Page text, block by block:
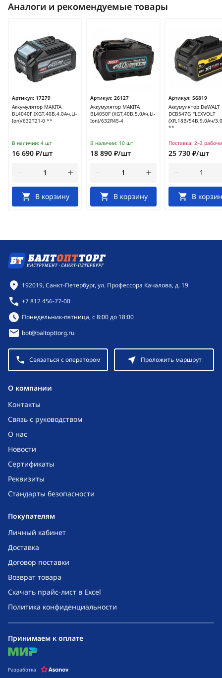
Аналоги и рекомендуемые товары
Артикул: 17279
Аккумулятор MAKITA
BL4040F (XGT,40В,4.0Ач,Li-
Ion)/632T21-0 **
В наличии: 4 шт
16 690 ₽/шт
В корзину
Артикул: 26127
Аккумулятор MAKITA
BL4050F (XGT,40В,5.0Ач,Li-
Ion)/632R45-4
В наличии: 10 шт
18 890 ₽/шт
В корзину
Артикул: 56819
Аккумулятор DeWALT
DCB547G FLEXVOLT
(XR,18В/54В,9.0Ач/
**
Поставка: 2–3
25 730 ₽/шт
В
O компании
Контакты
Связь с руководством
О нас
Новости
Сертификаты
Реквизиты
Стандарты безопасности
Покупателям
Личный кабинет
Доставка
Договор поставки
Возврат товара
Скачать прайс-лист в Excel
Политика конфиденциальности
Контактная информация
192019, Санкт-Петербург, ул. Профессора Качалова, д. 19
+7 812 456-77-00
Режим работы:
Понедельник-пятница, с 8:00 до 18:00
bot@baltopttorg.ru
Связаться с оператором Проложить маршрут
Принимаем к оплате
mir
Разработка